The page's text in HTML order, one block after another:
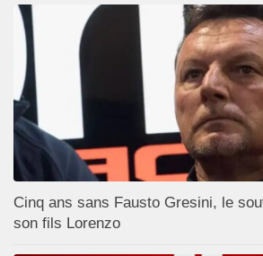
Cinq ans sans Fausto Gresini, le
son fils Lorenzo